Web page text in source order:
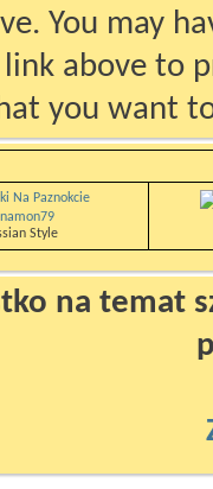
You may
above to
you want
Style
na temat